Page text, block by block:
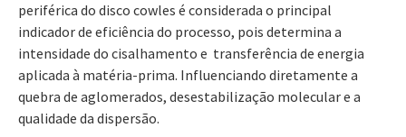
periférica do disco cowles é considerada o principal
indicador de eficiência do processo, pois determina a
intensidade do cisalhamento e transferência de energia
aplicada à matéria-prima. Influenciando diretamente a
quebra de aglomerados, desestabilização molecular e a
qualidade da dispersão.